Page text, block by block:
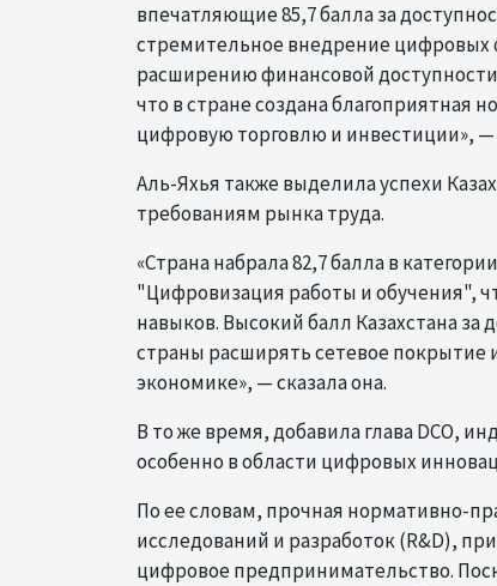
впечатляющие 85,7 балла за
стремительное внедрение цифровых
расширению финансовой
что в стране создана благоприятная
цифровую торговлю и инвестиции», —
Аль-Яхья также выделила успехи
требованиям рынка труда.
«Страна набрала 82,7 балла в
"Цифровизация работы и обучения",
навыков. Высокий балл Казахстана
страны расширять сетевое покрытие
экономике», — сказала она.
В то же время, добавила глава DCO,
особенно в области цифровых
По ее словам, прочная нормативно-
исследований и разработок (R&D),
цифровое предпринимательство.